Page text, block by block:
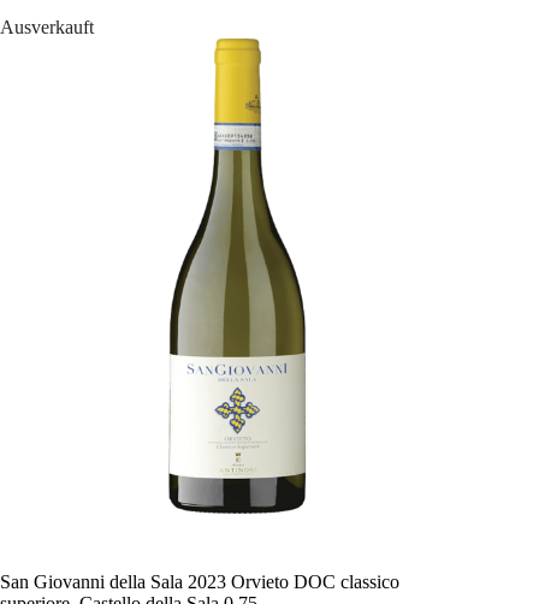
San Giovanni della Sala 2023 Orvieto DOC classico